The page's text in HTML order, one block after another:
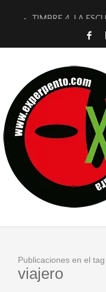
TIMBRE 4, LA
30 AÑOS (NO ES
MARSHALL FLASH
JOFRE BARDAGÍ
YORCH
MAGALÍ
Publicaciones en el tag
viajero